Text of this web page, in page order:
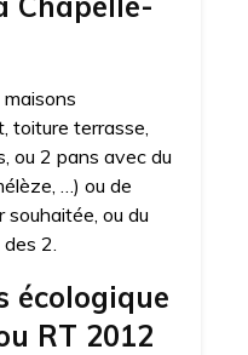
toiture terrasse,
ou 2 pans avec du
…) ou de
souhaitée, ou du
2.
écologique
RT 2012